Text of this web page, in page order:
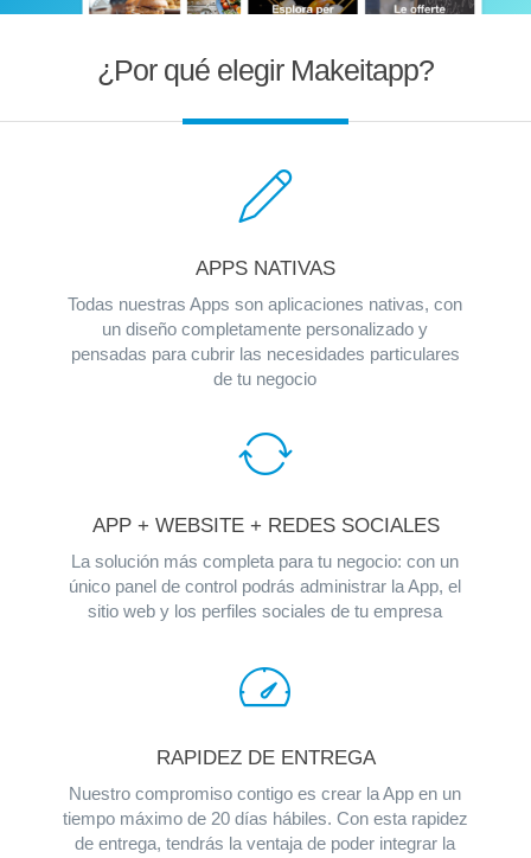
¿Por qué elegir Makeitapp?
APPS NATIVAS
Todas nuestras Apps son aplicaciones nativas, con
un diseño completamente personalizado y
pensadas para cubrir las necesidades particulares
de tu negocio
APP + WEBSITE + REDES SOCIALES
La solución más completa para tu negocio: con un
único panel de control podrás administrar la App, el
sitio web y los perfiles sociales de tu empresa
RAPIDEZ DE ENTREGA
Nuestro compromiso contigo es crear la App en un
tiempo máximo de 20 días hábiles. Con esta rapidez
de entrega, tendrás la ventaja de poder integrar la